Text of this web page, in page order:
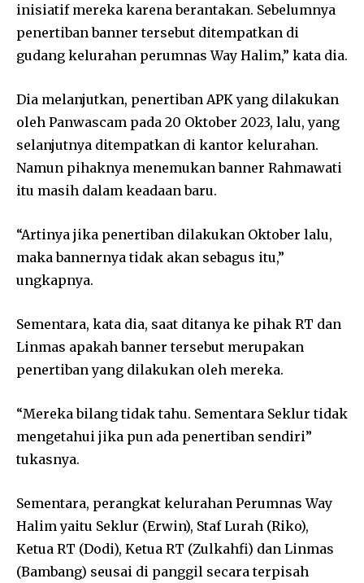
inisiatif mereka karena berantakan. Sebelumnya
penertiban banner tersebut ditempatkan di
gudang kelurahan perumnas Way Halim,” kata dia.
Dia melanjutkan, penertiban APK yang dilakukan
oleh Panwascam pada 20 Oktober 2023, lalu, yang
selanjutnya ditempatkan di kantor kelurahan.
Namun pihaknya menemukan banner Rahmawati
itu masih dalam keadaan baru.
“Artinya jika penertiban dilakukan Oktober lalu,
maka bannernya tidak akan sebagus itu,”
ungkapnya.
Sementara, kata dia, saat ditanya ke pihak RT dan
Linmas apakah banner tersebut merupakan
penertiban yang dilakukan oleh mereka.
“Mereka bilang tidak tahu. Sementara Seklur tidak
mengetahui jika pun ada penertiban sendiri”
tukasnya.
Sementara, perangkat kelurahan Perumnas Way
Halim yaitu Seklur (Erwin), Staf Lurah (Riko),
Ketua RT (Dodi), Ketua RT (Zulkahfi) dan Linmas
(Bambang) seusai di panggil secara terpisah